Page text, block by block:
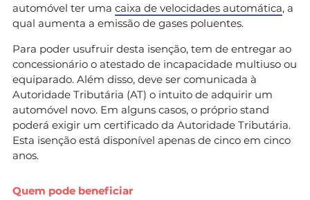
automóvel ter uma caixa de velocidades automática, a
qual aumenta a emissão de gases poluentes.
Para poder usufruir desta isenção, tem de entregar ao
concessionário o atestado de incapacidade multiuso ou
equiparado. Além disso, deve ser comunicada à
Autoridade Tributária (AT) o intuito de adquirir um
automóvel novo. Em alguns casos, o próprio stand
poderá exigir um certificado da Autoridade Tributária.
Esta isenção está disponível apenas de cinco em cinco
anos.
Quem pode beneficiar